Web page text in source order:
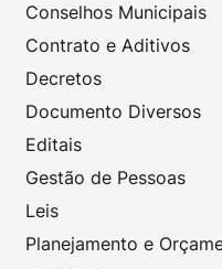
Conselhos Municipais
Contrato e Aditivos
Decretos
Documento Diversos
Editais
Gestão de Pessoas
Leis
Planejamento e